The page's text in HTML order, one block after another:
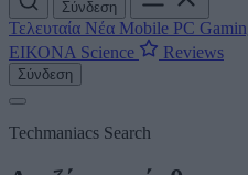
Σύνδεση
Τελευταία Νέα Mobile PC
ΕΙΚΟΝΑ Science Reviews
Σύνδεση
Techmaniacs Search